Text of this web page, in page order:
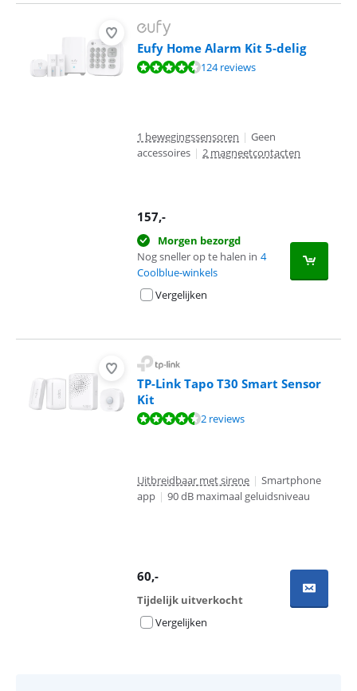
Eufy Home Alarm Kit 5-delig
Beoordeling is 8,7 van de 10, gebaseerd op 124 reviews.
124 reviews
1 bewegingssensoren | Geen
accessoires | 2 magneetcontacten
157,-
Morgen bezorgd
Nog sneller op te halen in 4
Coolblue-winkels
Vergelijken
TP-Link Tapo T30 Smart Sensor
Kit
Beoordeling is 8,8 van de 10, gebaseerd op 2 reviews.
2 reviews
Uitbreidbaar met sirene | Smartphone
app | 90 dB maximaal geluidsniveau
60,-
Tijdelijk uitverkocht
Vergelijken